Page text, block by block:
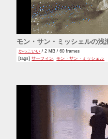
モン・サン・ミッシェルの浅
かっこいい / 2 MB / 60 frames
[tags]サーフィン,モン・サン・ミッシェル